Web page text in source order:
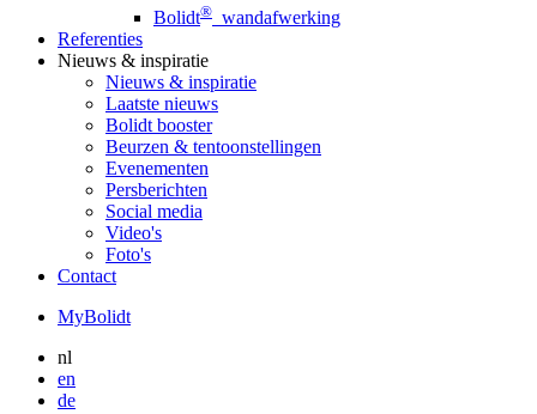
Bolidt® wandafwerking
Referenties
Nieuws & inspiratie
Nieuws & inspiratie
Laatste nieuws
Bolidt booster
Beurzen & tentoonstellingen
Evenementen
Persberichten
Social media
Video's
Foto's
Contact
MyBolidt
nl
en
de